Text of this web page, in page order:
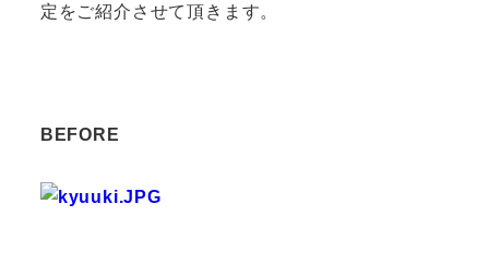
定をご紹介させて頂きます。
BEFORE